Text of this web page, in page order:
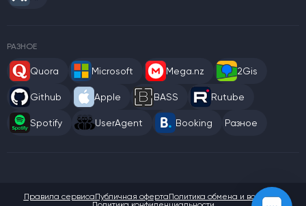
РАЗНОЕ
Quora Microsoft Mega.nz 2Gis
Github Apple BASS Rutube
Spotify UserAgent Booking Разное
Правила сервисаПубличная офертаПолитика обмена и возврата